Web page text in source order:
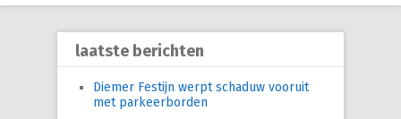
laatste berichten
Diemer Festijn werpt schaduw vooruit
met parkeerborden